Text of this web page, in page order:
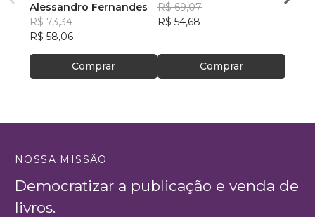
IMPROVÁVEL
Alessandro Fernandes
R$ 73,34
R$ 58,06
Comprar
R$ 69,07
R$ 54,68
Comprar
R$
NOSSA MISSÃO
Democratizar a publicação e venda de
livros.